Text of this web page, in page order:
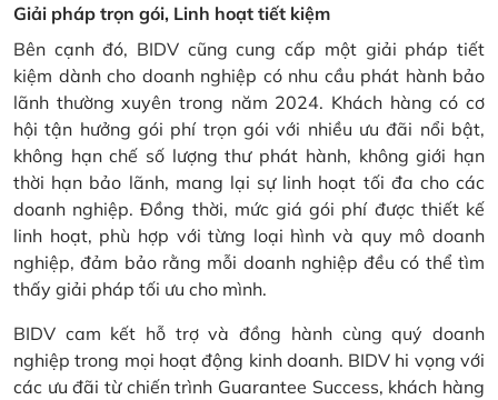
Giải pháp trọn gói, Linh hoạt tiết kiệm
Bên cạnh đó, BIDV cũng cung cấp một giải pháp tiết
kiệm dành cho doanh nghiệp có nhu cầu phát hành bảo
lãnh thường xuyên trong năm 2024. Khách hàng có cơ
hội tận hưởng gói phí trọn gói với nhiều ưu đãi nổi bật,
không hạn chế số lượng thư phát hành, không giới hạn
thời hạn bảo lãnh, mang lại sự linh hoạt tối đa cho các
doanh nghiệp. Đồng thời, mức giá gói phí được thiết kế
linh hoạt, phù hợp với từng loại hình và quy mô doanh
nghiệp, đảm bảo rằng mỗi doanh nghiệp đều có thể tìm
thấy giải pháp tối ưu cho mình.
BIDV cam kết hỗ trợ và đồng hành cùng quý doanh
nghiệp trong mọi hoạt động kinh doanh. BIDV hi vọng với
các ưu đãi từ chiến trình Guarantee Success, khách hàng